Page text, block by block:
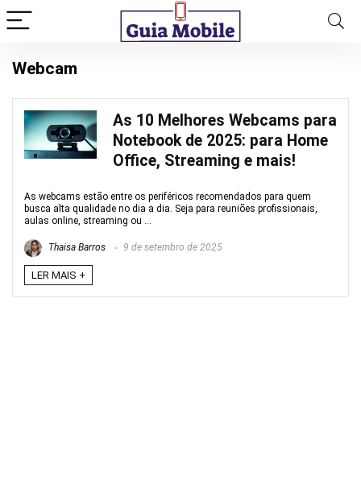
Webcam
As 10 Melhores Webcams para
Notebook de 2025: para Home
Office, Streaming e mais!
As webcams estão entre os periféricos recomendados para quem
busca alta qualidade no dia a dia. Seja para reuniões profissionais,
aulas online, streaming ou ...
Thaisa Barros 9 de setembro de 2025
LER MAIS +